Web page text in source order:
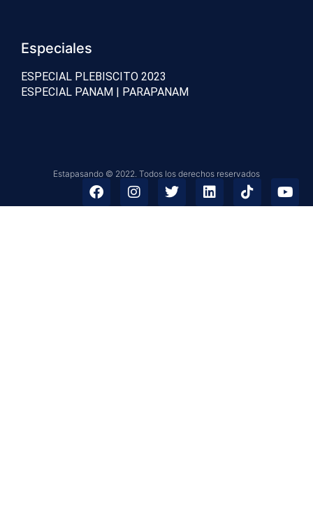
Especiales
ESPECIAL PLEBISCITO 2023
ESPECIAL PANAM | PARAPANAM
Estapasando © 2022. Todos los derechos reservados